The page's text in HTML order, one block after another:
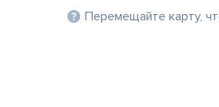
Перемещайте карту,